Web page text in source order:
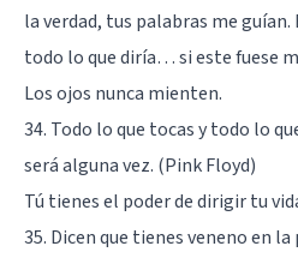
la verdad, tus palabras me
todo lo que diría… si este fuese
Los ojos nunca mienten.
34. Todo lo que tocas y todo lo
será alguna vez. (Pink Floyd)
Tú tienes el poder de dirigir tu
35. Dicen que tienes veneno en